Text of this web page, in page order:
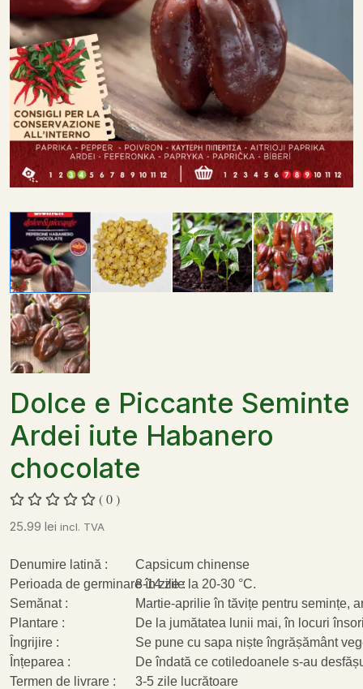
Dolce e Piccante Seminte
Ardei iute Habanero
chocolate
( 0 )
25.99 lei incl. TVA
Denumire latină :
Capsicum chinense
Perioada de germinare în zile :8-14 zile la 20-30 °C.
Semănat :
Martie-aprilie în tăvițe pentru semințe,
Plantare :
De la jumătatea lunii mai, în locuri
Îngrijire :
Se pune cu sapa niște îngrășământ
Înțeparea :
De îndată ce cotiledoanele s-au
Termen de livrare :
3-5 zile lucrătoare